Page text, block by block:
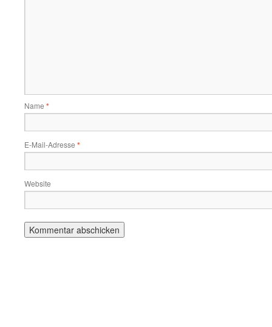
Name *
E-Mail-Adresse *
Website